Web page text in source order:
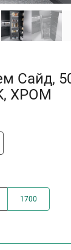
Сайд,
ХРОМ
1700